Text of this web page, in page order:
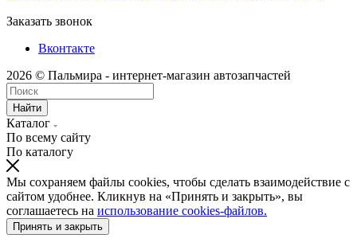
Заказать звонок
Вконтакте
2026 © Пальмира - интернет-магазин автозапчастей
Найти
Каталог
По всему сайту
По каталогу
Мы сохраняем файлы cookies, чтобы сделать взаимодействие с
сайтом удобнее. Кликнув на «Принять и закрыть», вы
соглашаетесь на использование cookies-файлов.
Принять и закрыть